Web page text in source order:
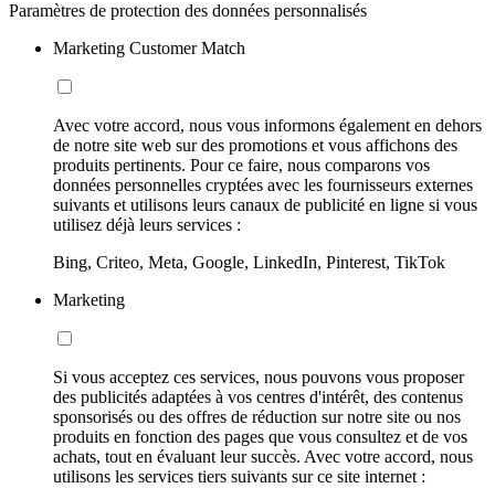
Paramètres de protection des données personnalisés
Marketing Customer Match
Avec votre accord, nous vous informons également en dehors
de notre site web sur des promotions et vous affichons des
produits pertinents. Pour ce faire, nous comparons vos
données personnelles cryptées avec les fournisseurs externes
suivants et utilisons leurs canaux de publicité en ligne si vous
utilisez déjà leurs services :
Bing, Criteo, Meta, Google, LinkedIn, Pinterest, TikTok
Marketing
Si vous acceptez ces services, nous pouvons vous proposer
des publicités adaptées à vos centres d'intérêt, des contenus
sponsorisés ou des offres de réduction sur notre site ou nos
produits en fonction des pages que vous consultez et de vos
achats, tout en évaluant leur succès. Avec votre accord, nous
utilisons les services tiers suivants sur ce site internet :